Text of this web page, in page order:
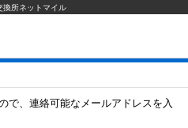
換所ネットマイル
で、連絡可能なメールアドレスを入